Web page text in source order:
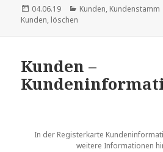
Veröffentlicht
am
04.06.19 Kategorien
Kunden, Kundenstamm
Kunden, löschen
Kunden –
In der Registerkarte
weitere Informationen